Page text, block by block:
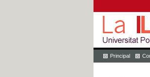
Principal